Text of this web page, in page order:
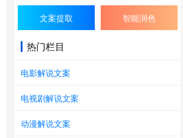
文案提取 智能润色
热门栏目
电影解说文案
电视剧解说文案
动漫解说文案